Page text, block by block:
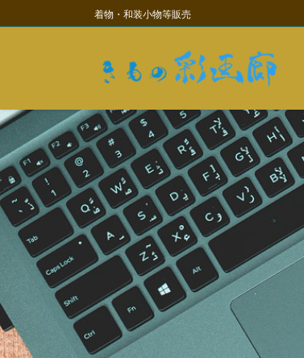
ン
に
移
ビ
ョ
ン
移
動
着物・和装小物等販売